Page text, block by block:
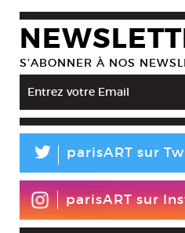
S’ABONNER À NOS
L parisART sur
parisART sur